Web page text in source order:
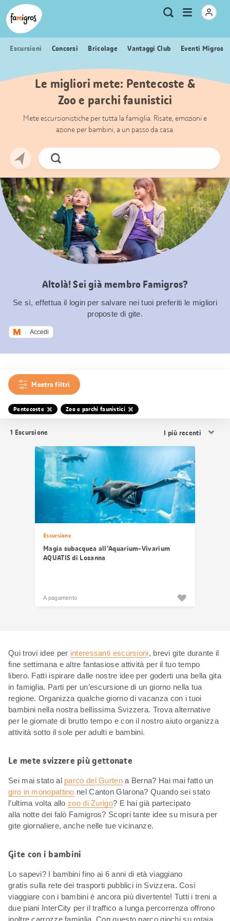
Navigazione
segnalibri
Header
Logo Metanavigazione
Ricerca
Apri
menu
Escursioni Concorsi Bricolage Vantaggi Club Eventi Migros
Le migliori mete: Pentecoste &
Zoo e parchi faunistici
Mete escursionistiche per tutta la famiglia. Risate, emozioni e
azione per bambini, a un passo da casa.
Cerca
ora
Altolà! Sei già membro Famigros?
Se sì, effettua il login per salvare nei tuoi preferiti le migliori
proposte di gite.
Accedi
Mostra filtri
Pentecoste Zoo e parchi faunistici
1 Escursione
i
risultati
Escursione
Magia subacquea all’Aquarium-Vivarium
AQUATIS di Losanna
A pagamento
Qui trovi idee per interessanti escursioni, brevi gite durante il
fine settimana e altre fantasiose attività per il tuo tempo
libero. Fatti ispirare dalle nostre idee per goderti una bella gita
in famiglia. Parti per un’escursione di un giorno nella tua
regione. Organizza qualche giorno di vacanza con i tuoi
bambini nella nostra bellissima Svizzera. Trova alternative
per le giornate di brutto tempo e con il nostro aiuto organizza
attività sotto il sole per adulti e bambini.
Le mete svizzere più gettonate
Sei mai stato al parco del Gurtena Berna? Hai mai fatto un
giro in monopattino nel Canton Glarona? Quando sei stato
l’ultima volta allozoo di Zurigo? E hai già partecipato
alla notte dei falò Famigros? Scopri tante idee su misura per
gite giornaliere, anche nelle tue vicinanze.
Gite con i bambini
Lo sapevi? I bambini fino ai 6 anni di età viaggiano
gratis sulla rete dei trasporti pubblici in Svizzera. Così
viaggiare con i bambini è ancora più divertente! Tutti i treni a
due piani InterCity per il traffico a lunga percorrenza offrono
inoltre carrozze famiglia. Con questo parco giochi su rotaia